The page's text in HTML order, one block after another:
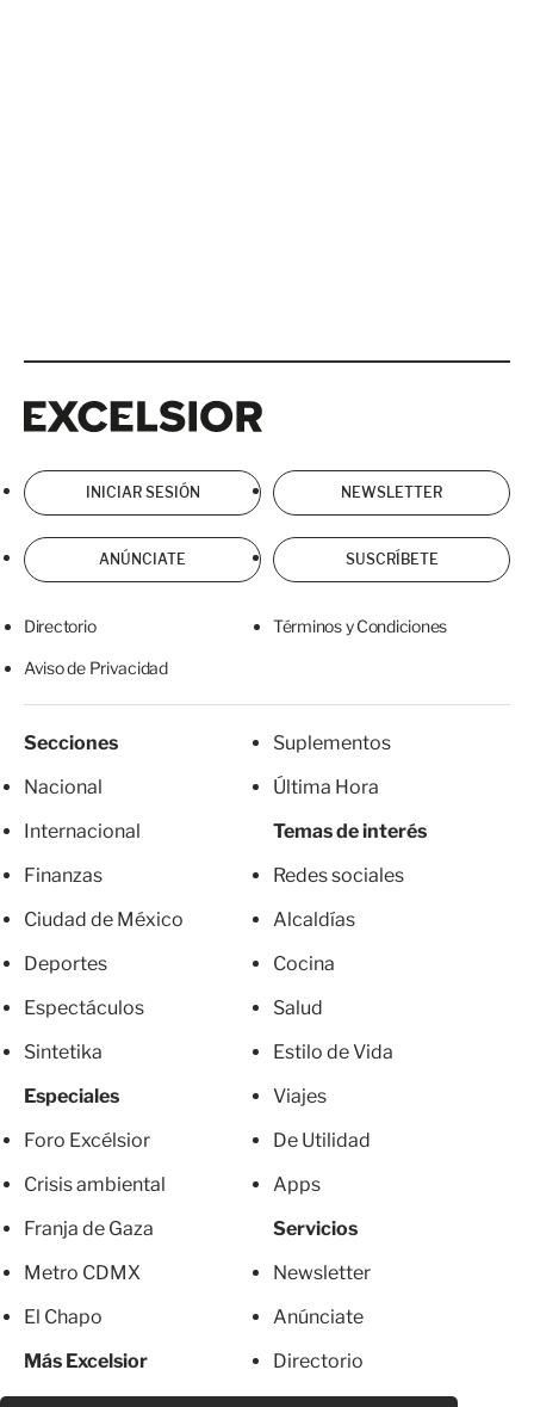
INICIAR SESIÓN NEWSLETTER
ANÚNCIATE SUSCRÍBETE
Directorio Términos y Condiciones
Aviso de Privacidad
Secciones
Nacional
Internacional
Finanzas
Ciudad de México
Deportes
Espectáculos
Sintetika
Especiales
Foro Excélsior
Crisis ambiental
Franja de Gaza
Metro CDMX
El Chapo
Más Excelsior
Suplementos
Última Hora
Temas de interés
Redes sociales
Alcaldías
Cocina
Salud
Estilo de Vida
Viajes
De Utilidad
Apps
Servicios
Newsletter
Anúnciate
Directorio